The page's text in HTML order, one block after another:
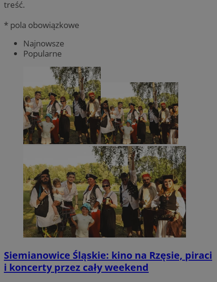
treść.
* pola obowiązkowe
Najnowsze
Popularne
Siemianowice Śląskie: kino na Rzęsie, piraci
i koncerty przez cały weekend